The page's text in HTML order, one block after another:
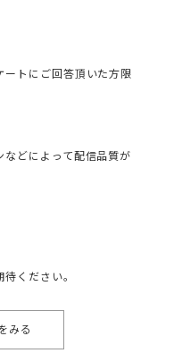
トにご回答頂いた方限
どによって配信品質が
ください。
みる